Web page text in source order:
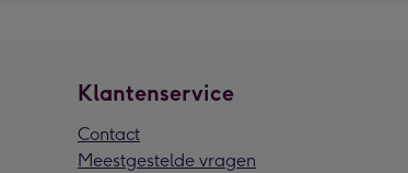
Klantenservice
Contact
Meestgestelde vragen